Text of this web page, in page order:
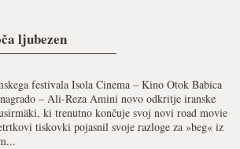
ljubezen
festivala Isola Cinema – Kino Otok Babica
– Ali-Reza Amini novo odkritje iranske
ki trenutno končuje svoj novi road movie
tiskovki pojasnil svoje razloge za »beg« iz